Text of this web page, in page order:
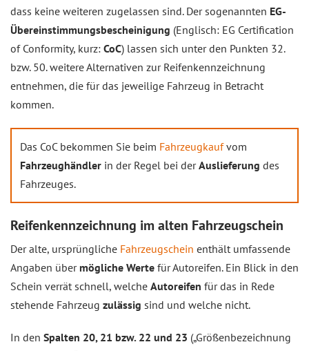
dass keine weiteren zugelassen sind. Der sogenannten EG-
Übereinstimmungsbescheinigung (Englisch: EG Certification
of Conformity, kurz: CoC) lassen sich unter den Punkten 32.
bzw. 50. weitere Alternativen zur Reifenkennzeichnung
entnehmen, die für das jeweilige Fahrzeug in Betracht
kommen.
Das CoC bekommen Sie beim Fahrzeugkaufvom
Fahrzeughändler in der Regel bei derAuslieferung des
Fahrzeuges.
Reifenkennzeichnung im alten Fahrzeugschein
Der alte, ursprüngliche Fahrzeugschein enthält umfassende
Angaben über mögliche Werte für Autoreifen. Ein Blick in den
Schein verrät schnell, welche Autoreifen für das in Rede
stehende Fahrzeug zulässig sind und welche nicht.
In den Spalten 20, 21 bzw. 22 und 23 („Größenbezeichnung